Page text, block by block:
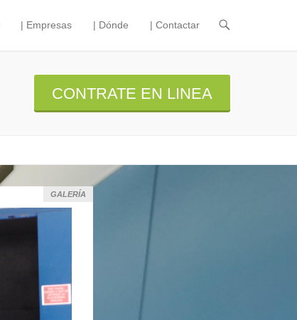
| Empresas | Dónde | Contactar
CONTRATE EN LINEA
GALERÍA